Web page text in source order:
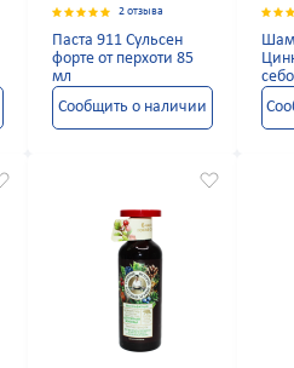
2 отзыва
Паста 911 Сульсен
форте от перхоти 85
мл
Сообщить о наличии